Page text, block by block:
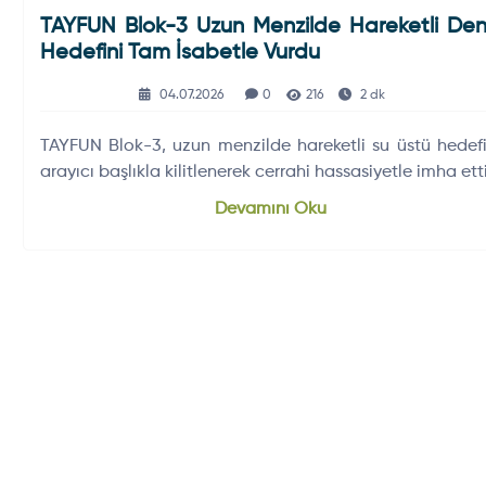
TAYFUN Blok-3 Uzun Menzilde Hareketli
Hedefini Tam İsabetle Vurdu
04.07.2026 0 216 2 dk
TAYFUN Blok-3, uzun menzilde hareketli su üstü
arayıcı başlıkla kilitlenerek cerrahi hassasiyetle imha
Devamını Oku